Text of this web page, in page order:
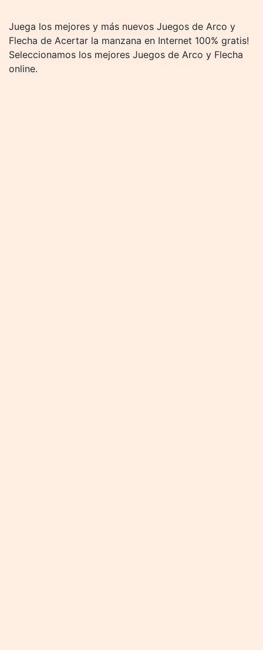
Juega los mejores y más nuevos Juegos de Arco y
Flecha de Acertar la manzana en Internet 100% gratis!
Seleccionamos los mejores Juegos de Arco y Flecha
online.